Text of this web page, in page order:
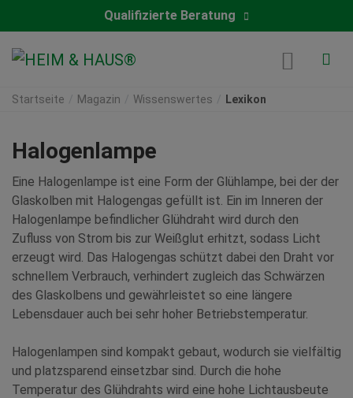
Qualifizierte Beratung
Startseite Magazin Wissenswertes Lexikon
Halogenlampe
Eine Halogenlampe ist eine Form der Glühlampe, bei der der
Glaskolben mit Halogengas gefüllt ist. Ein im Inneren der
Halogenlampe befindlicher Glühdraht wird durch den
Zufluss von Strom bis zur Weißglut erhitzt, sodass Licht
erzeugt wird. Das Halogengas schützt dabei den Draht vor
schnellem Verbrauch, verhindert zugleich das Schwärzen
des Glaskolbens und gewährleistet so eine längere
Lebensdauer auch bei sehr hoher Betriebstemperatur.
Halogenlampen sind kompakt gebaut, wodurch sie vielfältig
und platzsparend einsetzbar sind. Durch die hohe
Temperatur des Glühdrahts wird eine hohe Lichtausbeute